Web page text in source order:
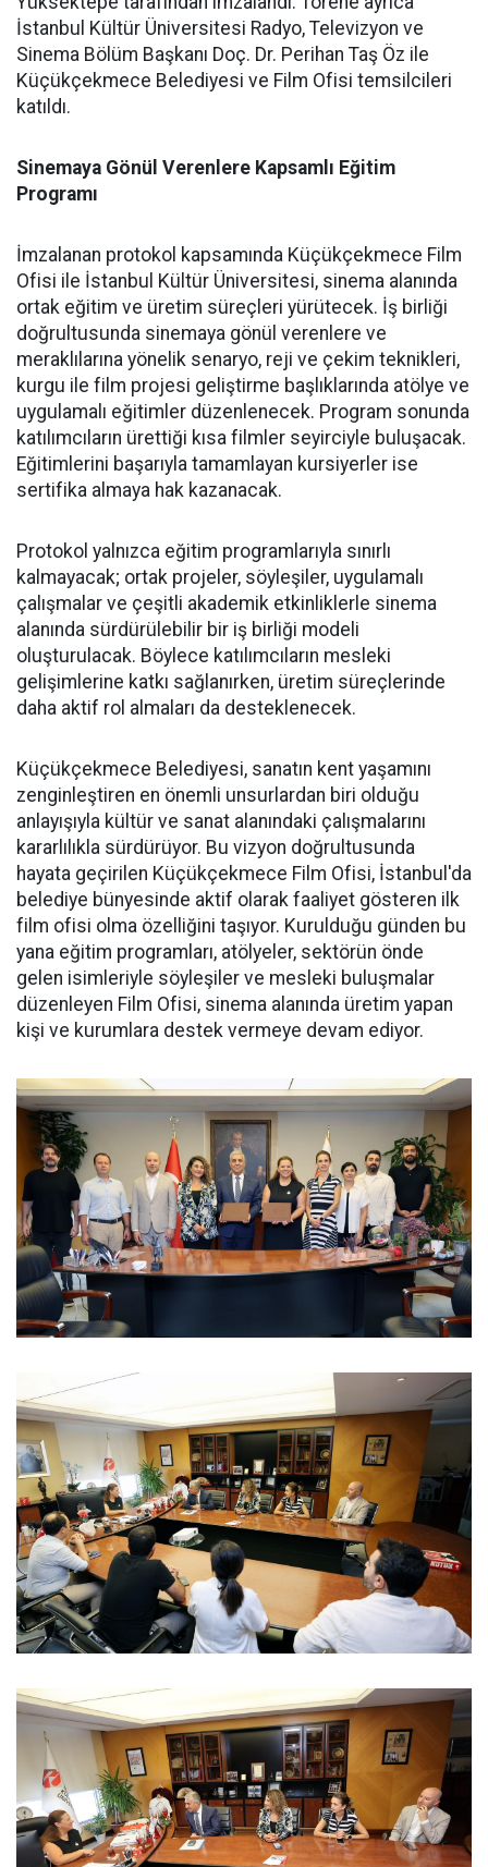
İstanbul Kültür Üniversitesi Radyo, Televizyon ve
Sinema Bölüm Başkanı Doç. Dr. Perihan Taş Öz ile
Küçükçekmece Belediyesi ve Film Ofisi temsilcileri
katıldı.
Sinemaya Gönül Verenlere Kapsamlı Eğitim
Programı
İmzalanan protokol kapsamında Küçükçekmece Film
Ofisi ile İstanbul Kültür Üniversitesi, sinema alanında
ortak eğitim ve üretim süreçleri yürütecek. İş birliği
doğrultusunda sinemaya gönül verenlere ve
meraklılarına yönelik senaryo, reji ve çekim teknikleri,
kurgu ile film projesi geliştirme başlıklarında atölye ve
uygulamalı eğitimler düzenlenecek. Program sonunda
katılımcıların ürettiği kısa filmler seyirciyle buluşacak.
Eğitimlerini başarıyla tamamlayan kursiyerler ise
sertifika almaya hak kazanacak.
Protokol yalnızca eğitim programlarıyla sınırlı
kalmayacak; ortak projeler, söyleşiler, uygulamalı
çalışmalar ve çeşitli akademik etkinliklerle sinema
alanında sürdürülebilir bir iş birliği modeli
oluşturulacak. Böylece katılımcıların mesleki
gelişimlerine katkı sağlanırken, üretim süreçlerinde
daha aktif rol almaları da desteklenecek.
Küçükçekmece Belediyesi, sanatın kent yaşamını
zenginleştiren en önemli unsurlardan biri olduğu
anlayışıyla kültür ve sanat alanındaki çalışmalarını
kararlılıkla sürdürüyor. Bu vizyon doğrultusunda
hayata geçirilen Küçükçekmece Film Ofisi, İstanbul'da
belediye bünyesinde aktif olarak faaliyet gösteren ilk
film ofisi olma özelliğini taşıyor. Kurulduğu günden bu
yana eğitim programları, atölyeler, sektörün önde
gelen isimleriyle söyleşiler ve mesleki buluşmalar
düzenleyen Film Ofisi, sinema alanında üretim yapan
kişi ve kurumlara destek vermeye devam ediyor.